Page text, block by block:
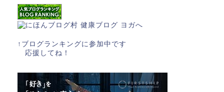
↑ブログランキングに参加中です
応援してね！